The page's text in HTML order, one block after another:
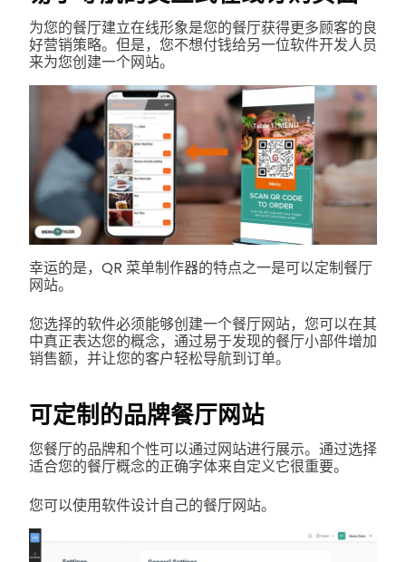
为您的餐厅建立在线形象是您的餐厅获得更多顾客的良
好营销策略。但是，您不想付钱给另一位软件开发人员
来为您创建一个网站。
幸运的是，QR 菜单制作器的特点之一是可以定制餐厅
网站。
您选择的软件必须能够创建一个餐厅网站，您可以在其
中真正表达您的概念，通过易于发现的餐厅小部件增加
销售额，并让您的客户轻松导航到订单。
可定制的品牌餐厅网站
您餐厅的品牌和个性可以通过网站进行展示。通过选择
适合您的餐厅概念的正确字体来自定义它很重要。
您可以使用软件设计自己的餐厅网站。